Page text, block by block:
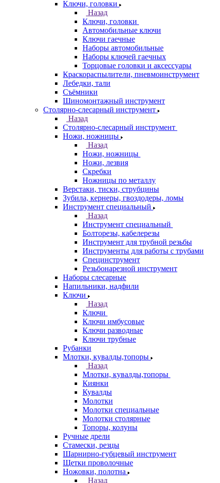
Ключи, головки
Назад
Ключи, головки
Автомобильные ключи
Ключи гаечные
Наборы автомобильные
Наборы ключей гаечных
Торцовые головки и аксессуары
Краскораспылители, пневмоинструмент
Лебедки, тали
Съёмники
Шиномонтажный инструмент
Столярно-слесарный инструмент
Назад
Столярно-слесарный инструмент
Ножи, ножницы
Назад
Ножи, ножницы
Ножи, лезвия
Скребки
Ножницы по металлу
Верстаки, тиски, струбцины
Зубила, кернеры, гвоздодеры, ломы
Инструмент специальный
Назад
Инструмент специальный
Болторезы, кабелерезы
Инструмент для трубной резьбы
Инструменты для работы с трубами
Специнструмент
Резьбонарезной инструмент
Наборы слесарные
Напильники, надфили
Ключи
Назад
Ключи
Ключи имбусовые
Ключи разводные
Ключи трубные
Рубанки
Млотки, кувалды,топоры
Назад
Млотки, кувалды,топоры
Киянки
Кувалды
Молотки
Молотки специальные
Молотки столярные
Топоры, колуны
Ручные дрели
Стамески, резцы
Шарнирно-губцевый инструмент
Щетки проволочные
Ножовки, полотна
Назад